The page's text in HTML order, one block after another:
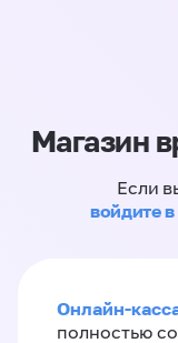
Магазин
Если
войдите
Онлайн-
полностью